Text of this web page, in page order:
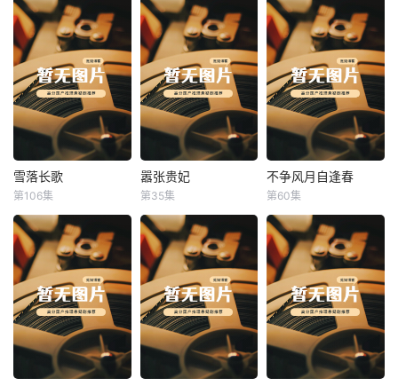
雪落长歌
雪落长歌
第106集
嚣张贵妃
嚣张贵妃
第35集
不争风月自逢春
不争风月自逢春
第60集